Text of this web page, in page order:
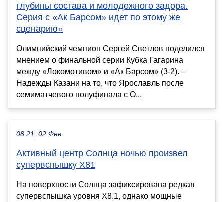
глубины состава и молодежного задора.
Серия с «Ак Барсом» идет по этому же
сценарию»
Олимпийский чемпион Сергей Светлов поделился
мнением о финальной серии Кубка Гагарина
между «Локомотивом» и «Ак Барсом» (3-2). –
Надежды Казани на то, что Ярославль после
семиматчевого полуфинала с О...
08:21, 02 Фев
Активный центр Солнца ночью произвел
супервспышку X81
На поверхности Солнца зафиксирована редкая
супервспышка уровня X8.1, однако мощные